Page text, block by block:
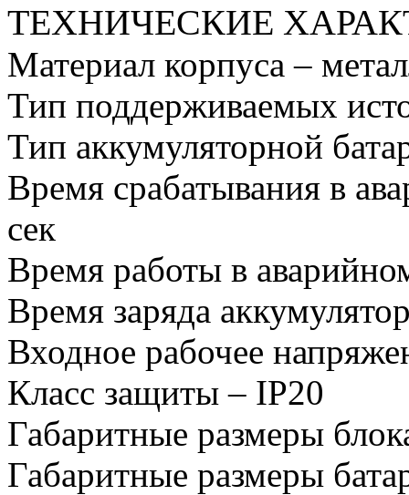
ТЕХНИЧЕСКИЕ
Материал корпуса –
Тип поддерживаемых
Тип аккумуляторной
Время срабатывания в
сек
Время работы в
Время заряда
Входное рабочее
Класс защиты – IP20
Габаритные размеры
Габаритные размеры